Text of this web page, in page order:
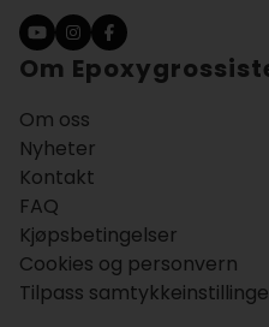
Om
Om oss
Nyheter
Kontakt
FAQ
Kjøpsbetingelser
Cookies og personvern
Tilpass